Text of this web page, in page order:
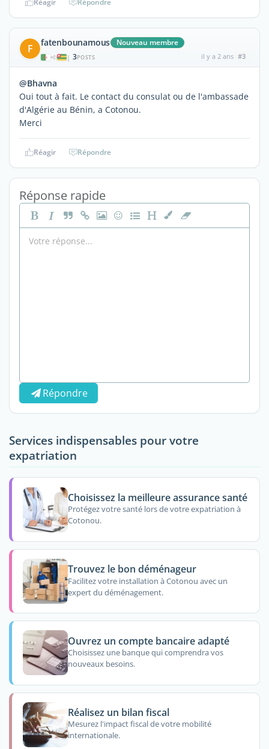
Réagir Répondre
F fatenbounamous Nouveau membre
| 3POSTS il y a 2 ans #3
@Bhavna
Oui tout à fait. Le contact du consulat ou de l'ambassade
d'Algérie au Bénin, a Cotonou.
Merci
Réagir Répondre
Réponse rapide
Répondre
Services indispensables pour votre
expatriation
Choisissez la meilleure assurance santé
Protégez votre santé lors de votre expatriation à
Cotonou.
Trouvez le bon déménageur
Facilitez votre installation à Cotonou avec un
expert du déménagement.
Ouvrez un compte bancaire adapté
Choisissez une banque qui comprendra vos
nouveaux besoins.
Réalisez un bilan fiscal
Mesurez l'impact fiscal de votre mobilité
internationale.